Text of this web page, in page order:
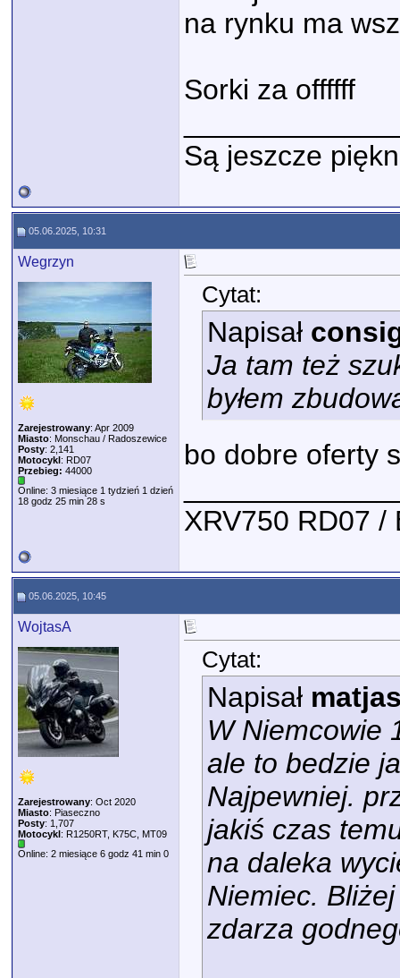
na rynku ma
Sorki za offffff
Są jeszcze
05.06.2025, 10:31
Wegrzyn
Zarejestrowany: Apr 2009
Miasto: Monschau / Radoszewice
Posty: 2,141
Motocykl: RD07
Przebieg: 44000
Online: 3 miesiące 1 tydzień 1 dzień
18 godz 25 min 28 s
Cytat:
Napisał
Ja tam też
byłem
bo dobre oferty
XRV750 RD07 /
05.06.2025, 10:45
WojtasA
Zarejestrowany: Oct 2020
Miasto: Piaseczno
Posty: 1,707
Motocykl: R1250RT, K75C, MT09
Online: 2 miesiące 6 godz 41 min 0
Cytat:
Napisał
W Niemcowie
ale to bedzie
Najpewniej.
jakiś czas
na daleka
Niemiec.
zdarza